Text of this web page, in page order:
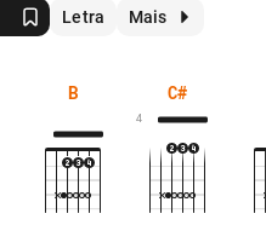
Letra Mais
B C#
4